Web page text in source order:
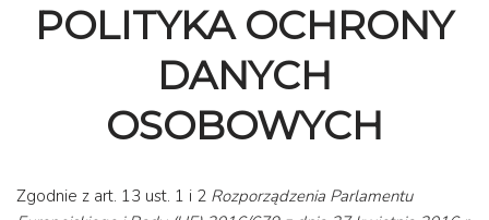
POLITYKA OCHRONY
DANYCH
OSOBOWYCH
Zgodnie z art. 13 ust. 1 i 2 Rozporządzenia Parlamentu